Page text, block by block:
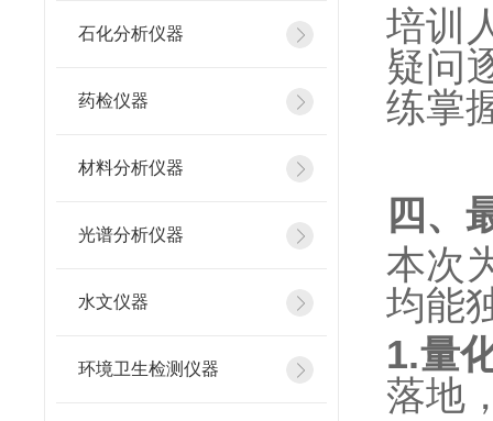
石化分析仪器
药检仪器
材料分析仪器
光谱分析仪器
水文仪器
环境卫生检测仪器
培训
疑问
练掌
四、
本次
均能
1.量
落地